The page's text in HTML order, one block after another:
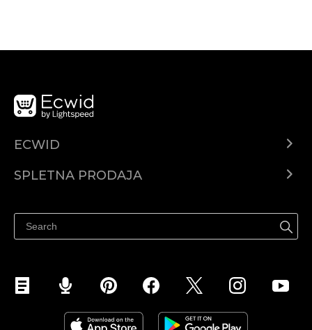
ECWID
SPLETNA PRODAJA
Prodaja na Instagramu